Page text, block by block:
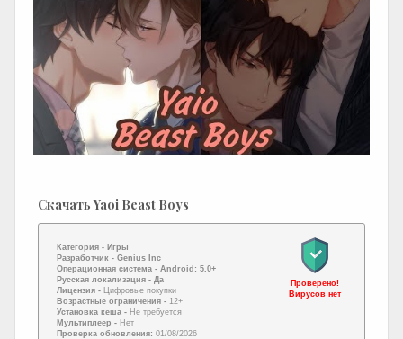
Скачать Yaoi Beast Boys
Категория - Игры
Разработчик - Genius Inc
Операционная система - Android: 5.0+
Русская локализация - Да
Лицензия -
Цифровые покупки
Возрастные ограничения - 12+
Установка кеша - Не требуется
Мультиплеер - Нет
Проверка обновления: 01/08/2026
Проверено!
Вирусов нет